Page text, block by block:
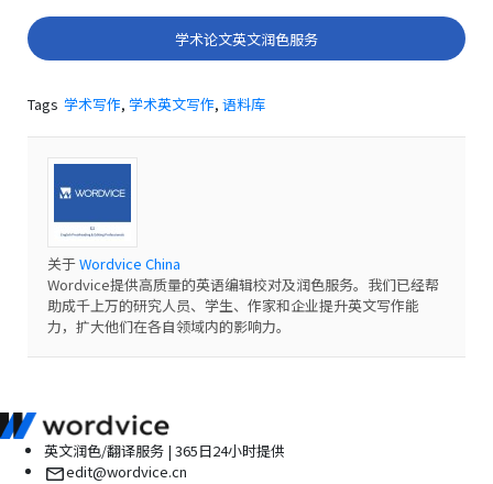
学术论文英文润色服务
Tags 学术写作, 学术英文写作, 语料库
关于Wordvice China
Wordvice提供高质量的英语编辑校对及润色服务。我们已经帮
助成千上万的研究人员、学生、作家和企业提升英文写作能
力，扩大他们在各自领域内的影响力。
英文润色/翻译服务 | 365日24小时提供
edit@wordvice.cn